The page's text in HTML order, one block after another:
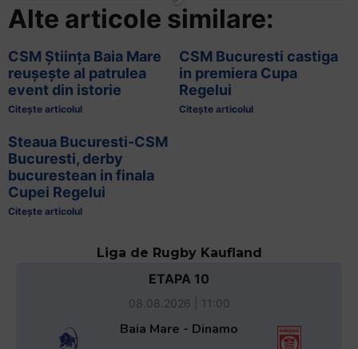
Alte articole similare:
CSM Știința Baia Mare
reușește al patrulea
event din istorie
Citește articolul
CSM Bucuresti castiga
in premiera Cupa
Regelui
Citește articolul
Steaua Bucuresti-CSM
Bucuresti, derby
bucurestean in finala
Cupei Regelui
Citește articolul
Liga de Rugby Kaufland
ETAPA 10
08.08.2026 | 11:00
Baia Mare - Dinamo